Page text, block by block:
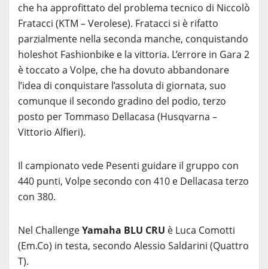
che ha approfittato del problema tecnico di Niccolò
Fratacci (KTM – Verolese). Fratacci si è rifatto
parzialmente nella seconda manche, conquistando
holeshot Fashionbike e la vittoria. L’errore in Gara 2
è toccato a Volpe, che ha dovuto abbandonare
l’idea di conquistare l’assoluta di giornata, suo
comunque il secondo gradino del podio, terzo
posto per Tommaso Dellacasa (Husqvarna –
Vittorio Alfieri).
Il campionato vede Pesenti guidare il gruppo con
440 punti, Volpe secondo con 410 e Dellacasa terzo
con 380.
Nel ChallengeYamaha BLU CRU è Luca Comotti
(Em.Co) in testa, secondo Alessio Saldarini (Quattro
T).